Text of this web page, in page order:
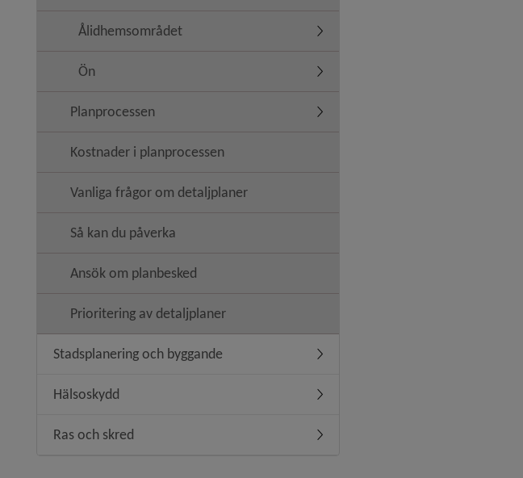
Ålidhemsområdet Undermeny för Ålidhemsområdet
Ön Undermeny för Ön
Planprocessen Undermeny för Planprocessen
Kostnader i planprocessen
Vanliga frågor om detaljplaner
Så kan du påverka
Ansök om planbesked
Prioritering av detaljplaner
Stadsplanering och byggande Undermeny för Stadsplanering och byggande
Hälsoskydd Undermeny för Hälsoskydd
Ras och skred Undermeny för Ras och skred